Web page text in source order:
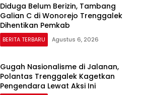
Diduga Belum Berizin, Tambang
Galian C di Wonorejo Trenggalek
Dihentikan Pemkab
BERITA TERBARU Agustus 6, 2026
Gugah Nasionalisme di Jalanan,
Polantas Trenggalek Kagetkan
Pengendara Lewat Aksi Ini